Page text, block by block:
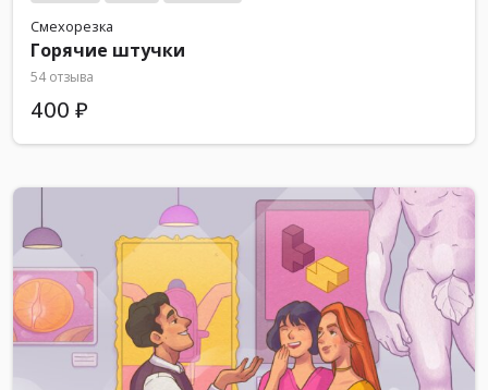
Смехорезка
Горячие штучки
54 отзыва
400 ₽